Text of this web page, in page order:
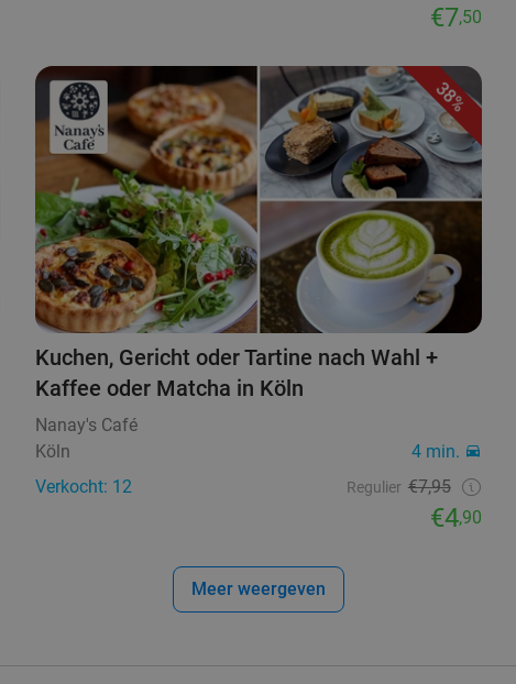
€7,50
38%
Kuchen, Gericht oder Tartine nach Wahl +
Kaffee oder Matcha in Köln
Nanay's Café
Köln
4 min.
Verkocht: 12
Regulier €7,95
€4,90
Meer weergeven